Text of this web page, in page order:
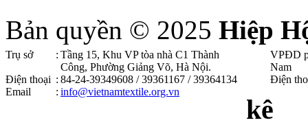
Bản quyền © 2025 Hiệp
Trụ sở : Tầng 15, Khu VP tòa nhà C1 Thành
Công, Phường Giảng Võ, Hà Nội .
Điện thoại : 84-24-39349608 / 39361167 / 39364134
Email
: info@vietnamtextile.org.vn
VPĐD
Nam
Điện
kê